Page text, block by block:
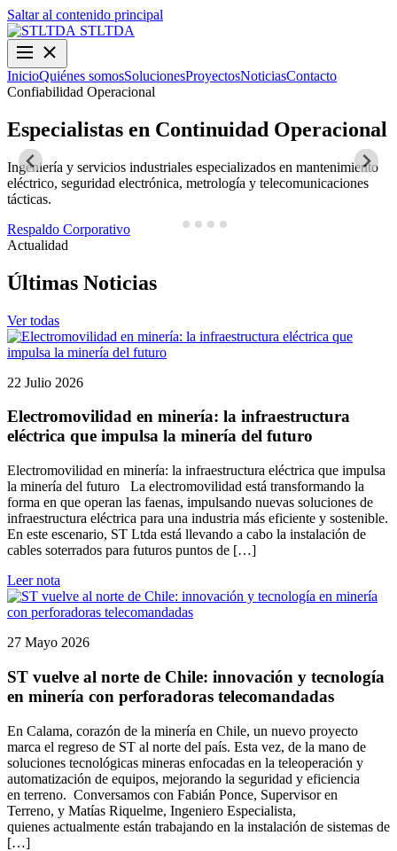
Saltar al contenido principal
STLTDA
InicioQuiénes somosSolucionesProyectosNoticiasContacto
Confiabilidad Operacional
Especialistas en Continuidad Operacional
Ingeniería y servicios industriales especializados en mantenimiento
eléctrico, seguridad electrónica, metrología y telecomunicaciones
tácticas.
Respaldo Corporativo
Actualidad
Últimas Noticias
Ver todas
22 Julio 2026
Electromovilidad en minería: la infraestructura
eléctrica que impulsa la minería del futuro
Electromovilidad en minería: la infraestructura eléctrica que impulsa
la minería del futuro La electromovilidad está transformando la
forma en que operan las faenas, impulsando nuevas soluciones de
infraestructura eléctrica para una industria más eficiente y sostenible.
En este escenario, ST Ltda está llevando a cabo la instalación de
cables soterrados para futuros puntos de […]
Leer nota
27 Mayo 2026
ST vuelve al norte de Chile: innovación y tecnología
en minería con perforadoras telecomandadas
En Calama, corazón de la minería en Chile, un nuevo proyecto
marca el regreso de ST al norte del país. Esta vez, de la mano de
soluciones tecnológicas mineras enfocadas en la teleoperación y
automatización de equipos, mejorando la seguridad y eficiencia
en terreno. Conversamos con Fabián Ponce, Supervisor en
Terreno, y Matías Riquelme, Ingeniero Especialista,
quienes actualmente están trabajando en la instalación de sistemas de
[…]